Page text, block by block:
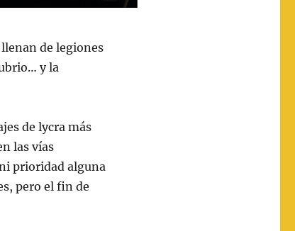
de legiones
y la
de lycra más
las vías
prioridad alguna
pero el fin de